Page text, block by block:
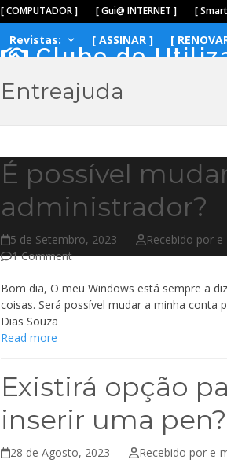
[ COMPUTADOR ] [ Gui@ INTERNET ] [
Clube de
Revistas: [ ASSINAR ] [
Entreajuda
É possível
administrador?
5 de Setembro, 2023 Recebido por
1 Comment
Bom dia, O meu Windows está sempre a
coisas. Será possível mudar a minha conta
Dias Souza
Read more
Existirá opção
inserir uma pen?
28 de Agosto, 2023 Recebido por e-